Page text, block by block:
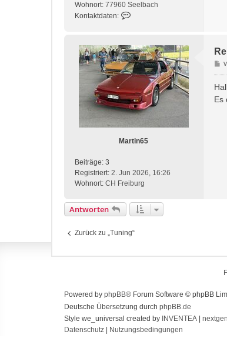
Wohnort: 77960 Seelbach
Kontaktdaten:
t
a
k
t
d
a
t
v
m
a
u
e
Martin65
Beiträge: 3
Registriert: 2. Jun 2026, 16:26
Wohnort: CH Freiburg
B
e
i
Es
Antworten
Zurück zu „Tuning“
Powered by phpBB® Forum Software © phpBB
Deutsche Übersetzung durch phpBB.de
Style we_universal created by INVENTEA
nextgen
Datenschutz
Nutzungsbedingungen